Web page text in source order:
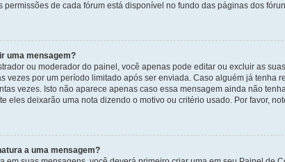
permissões de cada fórum está disponível no fundo das páginas dos
uma mensagem?
ou moderador do painel, você apenas pode editar ou excluir as
vezes por um período limitado após ser enviada. Caso alguém já
vezes. Isto não aparece apenas caso essa mensagem ainda não
eles deixarão uma nota dizendo o motivo ou critério usado. Por favor,
a uma mensagem?